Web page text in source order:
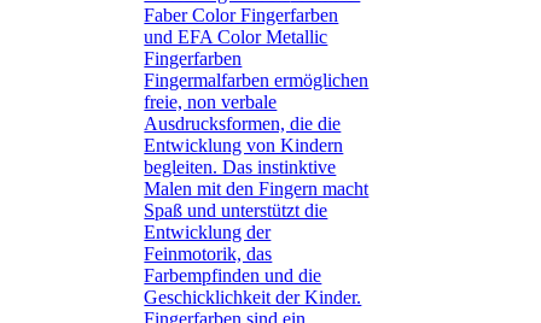
Faber Color Fingerfarben
und EFA Color Metallic
Fingerfarben
Fingermalfarben ermöglichen
freie, non verbale
Ausdrucksformen, die die
Entwicklung von Kindern
begleiten. Das instinktive
Malen mit den Fingern macht
Spaß und unterstützt die
Entwicklung der
Feinmotorik, das
Farbempfinden und die
Geschicklichkeit der Kinder.
Fingerfarben sind ein